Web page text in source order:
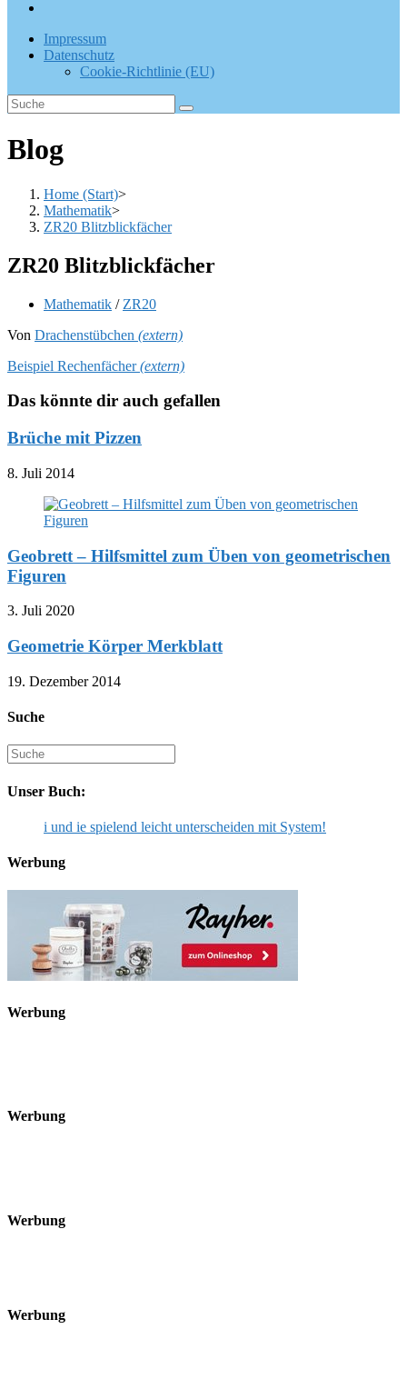
Impressum
Datenschutz
Cookie-Richtlinie (EU)
Blog
Home (Start)>
Mathematik>
ZR20 Blitzblickfächer
ZR20 Blitzblickfächer
Beitrags-
Mathematik / ZR20
Von Drachenstübchen (extern)
Beispiel Rechenfächer(extern)
Das könnte dir auch gefallen
Brüche mit Pizzen
8. Juli 2014
Geobrett – Hilfsmittel zum Üben von geometrischen
Figuren
3. Juli 2020
Geometrie Körper Merkblatt
19. Dezember 2014
Suche
Suche
nach:
Unser Buch:
i und ie spielend leicht unterscheiden mit System!
Werbung
Werbung
Werbung
Werbung
Werbung